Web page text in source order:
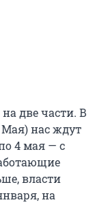
две части. В
Мая) нас ждут
4 мая — с
власти
на